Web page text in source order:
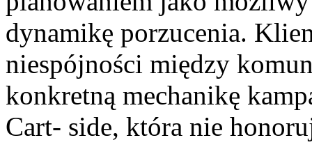
dynamikę porzucenia.
niespójności między
konkretną mechanikę
Cart- side, która nie